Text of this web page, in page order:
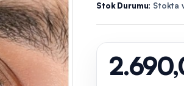
Stok Durumu: Stokta